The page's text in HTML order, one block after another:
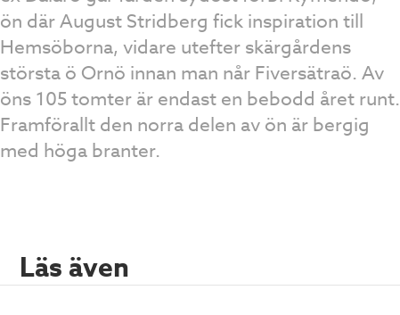
ön där August Stridberg fick inspiration till
Hemsöborna, vidare utefter skärgårdens
största ö Ornö innan man når Fiversätraö. Av
öns 105 tomter är endast en bebodd året runt.
Framförallt den norra delen av ön är bergig
med höga branter.
Läs även